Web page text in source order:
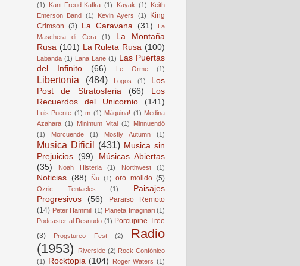
(1)
Kant-Freud-Kafka (1) Kayak (1)
Keith
Emerson Band (1) Kevin Ayers (1)
King
Crimson (3) La Caravana (31)
La
Maschera di Cera
(1)
La Montaña
Rusa (101) La Ruleta Rusa (100)
Labanda (1) Lana Lane (1) Las Puertas
del Infinito
(66) Le Orme (1)
Libertonia (484) Logos (1)
Los
Post de Stratosferia
(66)
Los
Recuerdos del Unicornio
(141)
Luis Puente (1) m (1) Máquina! (1) Medina
Azahara (1) Minimum Vital (1)
Minnuendö
(1)
Morcuende (1) Mostly Autumn (1)
Musica Dificil (431) Musica sin
Prejuicios (99)
Músicas Abiertas
(35)
Noah Histeria (1) Northwest (1)
Noticias (88) Ñu (1) oro molido (5)
Ozric Tentacles (1)
Paisajes
Progresivos
(56)
Paraiso Remoto
(14) Peter Hammill (1) Planeta Imaginari (1)
Podcaster al Desnudo (1) Porcupine Tree
(3)
Progstureo Fest (2)
Radio
(1953)
Riverside (2) Rock Confónico
(1) Rocktopia (104) Roger Waters (1)